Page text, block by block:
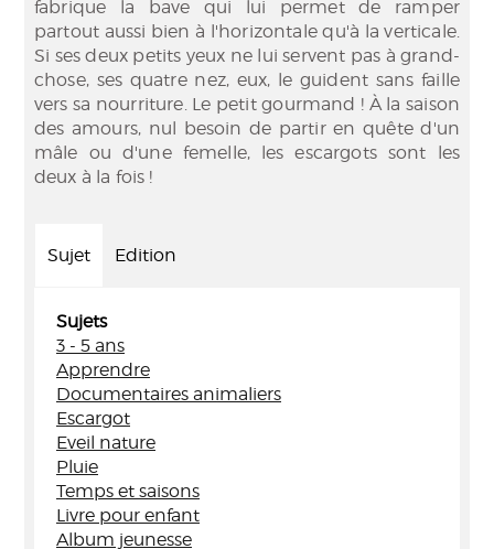
fabrique la bave qui lui permet de ramper
partout aussi bien à l'horizontale qu'à la verticale.
Si ses deux petits yeux ne lui servent pas à grand-
chose, ses quatre nez, eux, le guident sans faille
vers sa nourriture. Le petit gourmand ! À la saison
des amours, nul besoin de partir en quête d'un
mâle ou d'une femelle, les escargots sont les
deux à la fois !
Sujet Edition
Sujets
3 - 5 ans
Apprendre
Documentaires animaliers
Escargot
Eveil nature
Pluie
Temps et saisons
Livre pour enfant
Album jeunesse